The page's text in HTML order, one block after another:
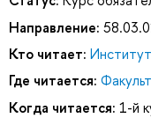
Направление:
Кто читает:
Где читается:
Когда читается: 1-й